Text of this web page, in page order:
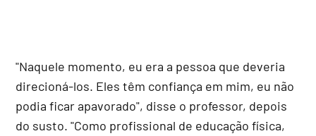
"Naquele momento, eu era a pessoa que deveria
direcioná-los. Eles têm confiança em mim, eu não
podia ficar apavorado", disse o professor, depois
do susto. "Como profissional de educação física,